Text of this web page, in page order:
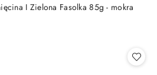
I Zielona Fasolka 85g - mokra